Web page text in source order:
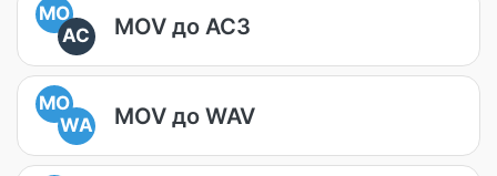
MO
AC
MOV до AC3
MO
WA
MOV до WAV